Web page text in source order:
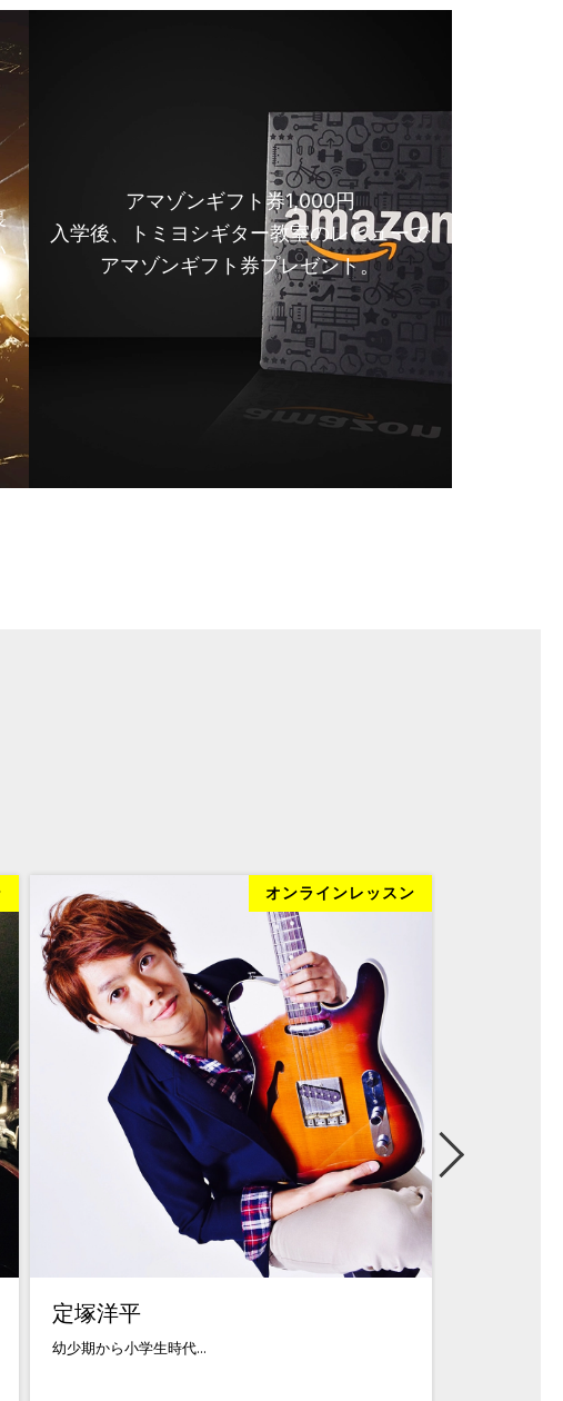
アマゾンギフト券1,000円
入学後、トミヨシギター教室のレビューで
アマゾンギフト券プレゼント。
オンラインレッスン
定塚洋平
幼少期から小学生時代...